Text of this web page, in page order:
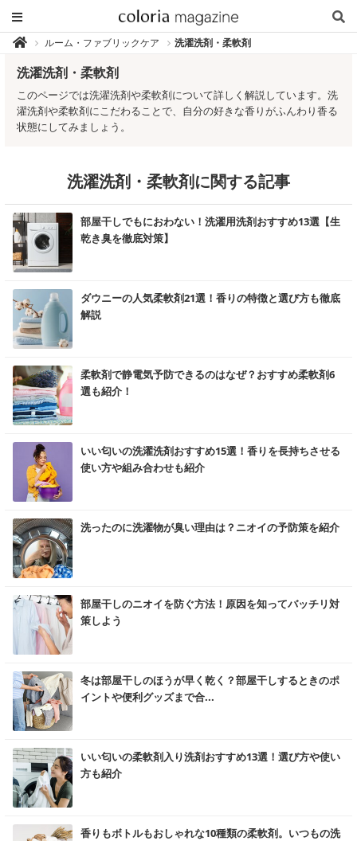
カ
ア
マ
ガ
ジ
ン
-
香
ルーム・ファブリックケア 洗濯洗剤・柔軟剤
洗濯洗剤・柔軟剤
このページでは洗濯洗剤や柔軟剤について詳しく解説しています。洗
濯洗剤や柔軟剤にこだわることで、自分の好きな香りがふんわり香る
状態にしてみましょう。
洗濯洗剤・柔軟剤に関する記事
部屋干しでもにおわない！洗濯用洗剤おすすめ13選【生
乾き臭を徹底対策】
ダウニーの人気柔軟剤21選！香りの特徴と選び方も徹底
解説
柔軟剤で静電気予防できるのはなぜ？おすすめ柔軟剤6
選も紹介！
いい匂いの洗濯洗剤おすすめ15選！香りを長持ちさせる
使い方や組み合わせも紹介
洗ったのに洗濯物が臭い理由は？ニオイの予防策を紹介
部屋干しのニオイを防ぐ方法！原因を知ってバッチリ対
策しよう
冬は部屋干しのほうが早く乾く？部屋干しするときのポ
イントや便利グッズまで合...
いい匂いの柔軟剤入り洗剤おすすめ13選！選び方や使い
方も紹介
香りもボトルもおしゃれな10種類の柔軟剤。いつもの洗